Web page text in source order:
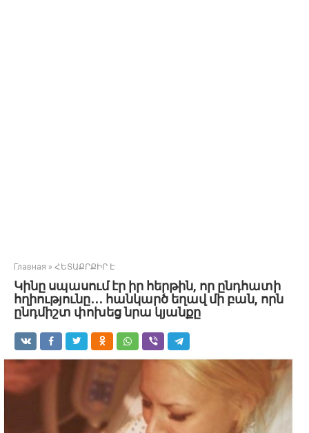
Главная » ՀԵՏԱՔՐՔԻՐ Է
Կինը սպասում էր իր հերթին, որ ընդհատի
հղիությունը․․․ հանկարծ եղավ մի բան, որն
ընդմիշտ փոխեց նրա կյանքը